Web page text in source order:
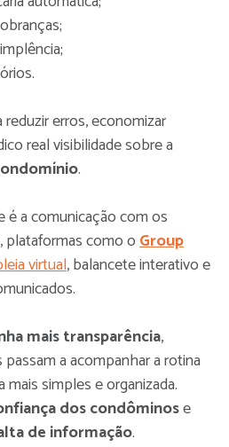
erros, economizar
real visibilidade sobre a
.
a comunicação com os
plataformas como oGroup
virtual, balancete interativo e
mais transparência,
a acompanhar a rotina
simples e organizada.
dos condôminose
de informação.